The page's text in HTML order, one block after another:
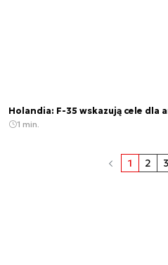
Holandia: F-35 wskazują cele dla
1 min.
1 2 3